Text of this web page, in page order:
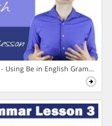
Using Be in English Grammar